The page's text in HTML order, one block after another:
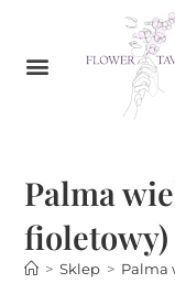
Palma
fioletowy)
> Sklep > Palma